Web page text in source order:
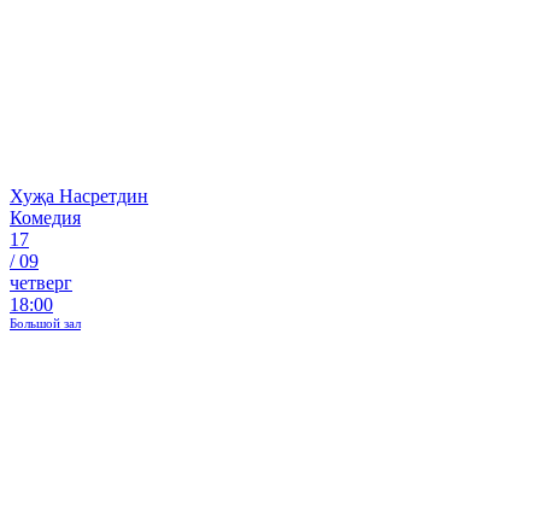
Хуҗа Насретдин
Комедия
17
/09
четверг
18:00
Большой зал